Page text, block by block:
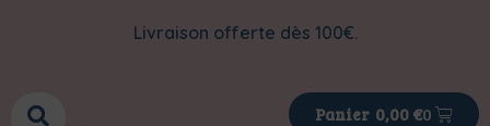
Livraison offerte dès 100€.
0,00 €0